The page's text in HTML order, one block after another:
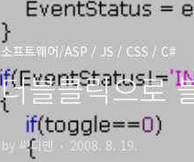
소프트웨어/ASP / JS / CSS / C#
더블클릭으로
by 씨디맨 2008. 8. 19.